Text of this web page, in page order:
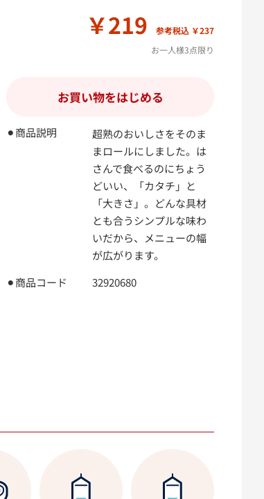
⚫︎商品説明
超熟のおいしさをそのま
まロールにしました。は
さんで食べるのにちょう
どいい、「カタチ」と
「大きさ」。どんな具材
とも合うシンプルな味わ
いだから、メニューの幅
が広がります。
￥219
参考税込 ￥237
お一人様3点限り
⚫︎商品コード 32920680
お買い物をはじめる